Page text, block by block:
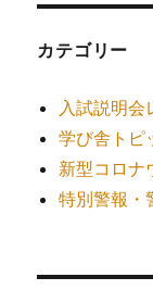
カテゴリー
入試説明会
学び舎トピ
新型コロナ
特別警報・